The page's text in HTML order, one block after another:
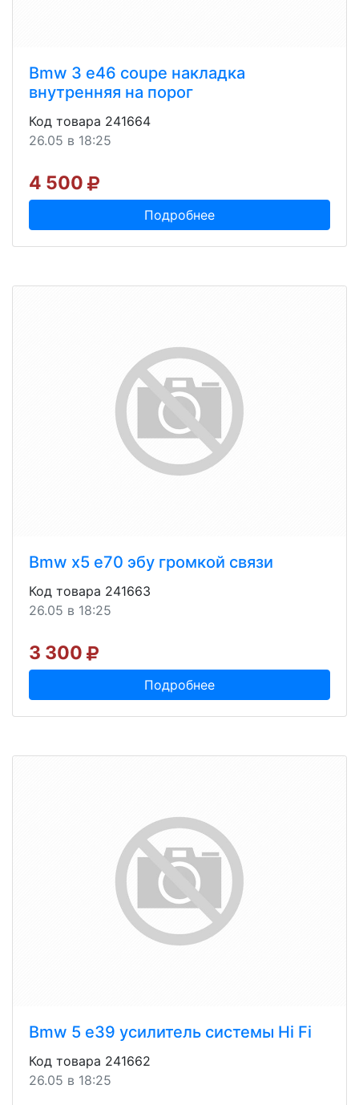
Bmw 3 e46 coupe накладка
внутренняя на порог
Код товара 241664
26.05 в 18:25
4 500
Подробнее
Bmw x5 e70 эбу громкой связи
Код товара 241663
26.05 в 18:25
3 300
Подробнее
Bmw 5 e39 усилитель системы Hi Fi
Код товара 241662
26.05 в 18:25